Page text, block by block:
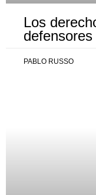
Los
defensores
PABLO RUSSO